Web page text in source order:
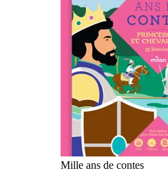
Mille ans de contes